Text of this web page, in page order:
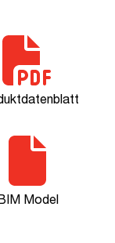
Model